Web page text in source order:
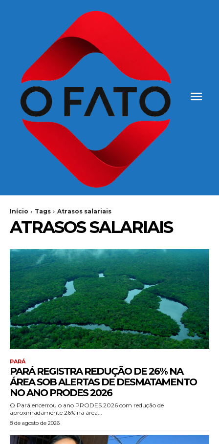
Início Tags Atrasos salariais
ATRASOS SALARIAIS
PARÁ
PARÁ REGISTRA REDUÇÃO DE 26% NA
ÁREA SOB ALERTAS DE DESMATAMENTO
NO ANO PRODES 2026
O Pará encerrou o ano PRODES 2026 com redução de
aproximadamente 26% na área...
8 de agosto de 2026